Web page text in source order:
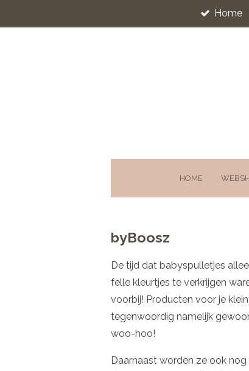
direct
Home
HOME
byBoosz
De tijd dat babyspulletjes
felle kleurtjes te verkrijgen
voorbij! Producten voor je
tegenwoordig namelijk
woo-hoo!
Daarnaast worden ze ook